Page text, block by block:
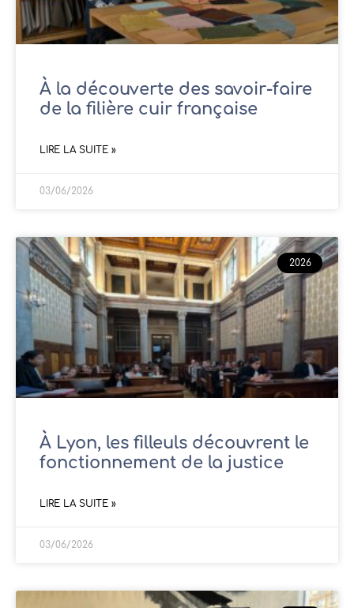
À la découverte des savoir-faire
de la filière cuir française
LIRE LA SUITE »
03/06/2026
2026
À Lyon, les filleuls découvrent le
fonctionnement de la justice
LIRE LA SUITE »
03/06/2026